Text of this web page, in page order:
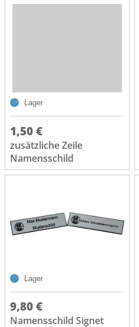
Lager
1,50 €
zusätzliche Zeile
Namensschild
Lager
9,80 €
Namensschild Signet